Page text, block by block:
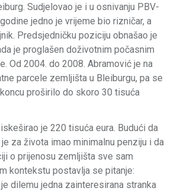
Sudjelovao je i u osnivanju PBV-
jedno je vrijeme bio rizničar, a
Predsjedničku poziciju obnašao je
je proglašen doživotnim počasnim
Od 2004. do 2008. Abramović je na
parcele zemljišta u Bleiburgu, pa se
proširilo do skoro 30 tisuća
je 220 tisuća eura. Budući da
za života imao minimalnu penziju i da
o prijenosu zemljišta sve sam
kontekstu postavlja se pitanje:
dilemu jedna zainteresirana stranka